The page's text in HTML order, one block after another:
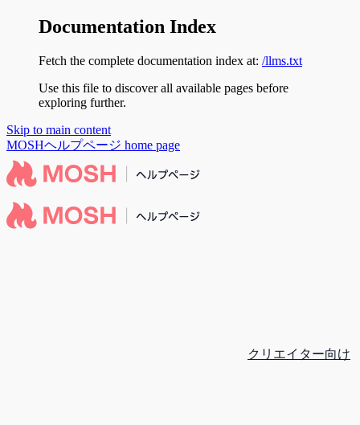
Documentation Index
Fetch the complete documentation index at: /llms.txt
Use this file to discover all available pages before
exploring further.
Skip to main content
MOSHヘルプページ home page
クリエイター向け